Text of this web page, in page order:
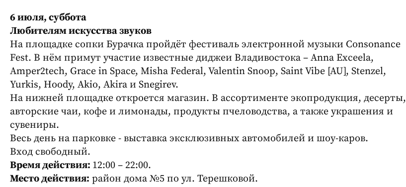
6 июля, суббота
Любителям искусства звуков
На площадке сопки Бурачка пройдёт фестиваль электронной музыки Consonance
Fest. В нём примут участие известные диджеи Владивостока – Anna Exceela,
Amper2tech, Grace in Space, Misha Federal, Valentin Snoop, Saint Vibe [AU], Stenzel,
Yurkis, Hoody, Akio, Akira и Snegirev.
На нижней площадке откроется магазин. В ассортименте экопродукция, десерты,
авторские чаи, кофе и лимонады, продукты пчеловодства, а также украшения и
сувениры.
Весь день на парковке - выставка эксклюзивных автомобилей и шоу-каров.
Вход свободный.
Время действия: 12:00 – 22:00.
Место действия: район дома №5 по ул. Терешковой.